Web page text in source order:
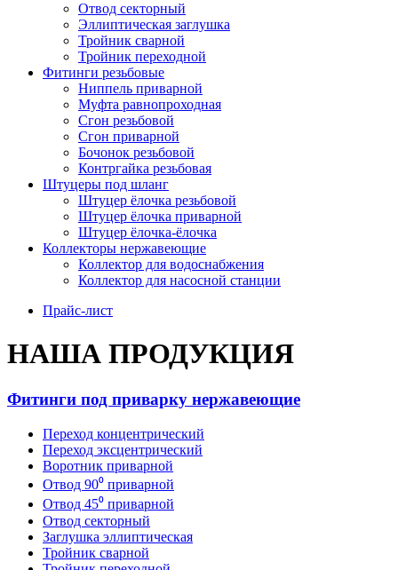
Отвод секторный
Эллиптическая заглушка
Тройник сварной
Тройник переходной
Фитинги резьбовые
Ниппель приварной
Муфта равнопроходная
Сгон резьбовой
Сгон приварной
Бочонок резьбовой
Контргайка резьбовая
Штуцеры под шланг
Штуцер ёлочка резьбовой
Штуцер ёлочка приварной
Штуцер ёлочка-ёлочка
Коллекторы нержавеющие
Коллектор для водоснабжения
Коллектор для насосной станции
Прайс-лист
НАША ПРОДУКЦИЯ
Фитинги под приварку нержавеющие
Переход концентрический
Переход эксцентрический
Воротник приварной
Отвод 90⁰ приварной
Отвод 45⁰ приварной
Отвод секторный
Заглушка эллиптическая
Тройник сварной